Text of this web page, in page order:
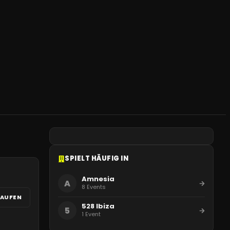
SPIELT HÄUFIG IN
A Amnesia
8 Events
5 528 Ibiza
1 Event